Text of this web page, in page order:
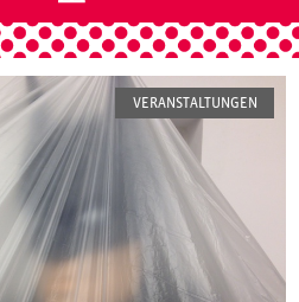
VERANSTALTUNGEN